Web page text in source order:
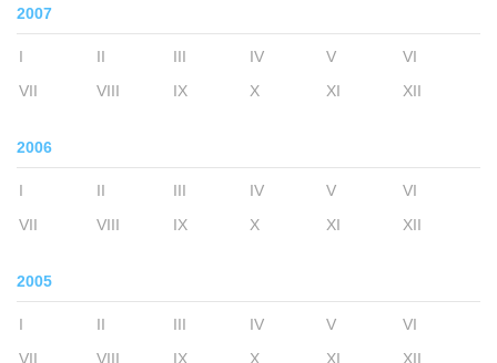
2007
I II III IV V
VI
VII
VIII IX X XI XII
2006
I II III IV V
VI
VII
VIII IX X XI XII
2005
I II III IV V
VI
VII
VIII IX X XI XII